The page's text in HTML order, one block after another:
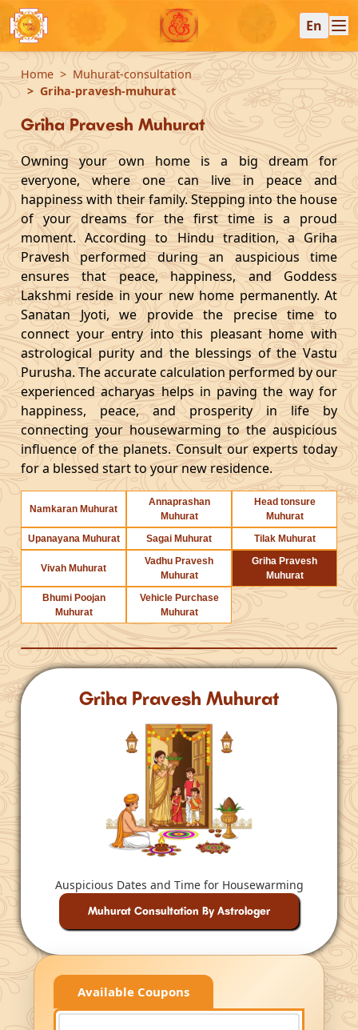
En
Home
Muhurat-consultation
Griha-pravesh-muhurat
Griha Pravesh Muhurat
Owning your own home is a big dream for
everyone, where one can live in peace and
happiness with their family. Stepping into the house
of your dreams for the first time is a proud
moment. According to Hindu tradition, a Griha
Pravesh performed during an auspicious time
ensures that peace, happiness, and Goddess
Lakshmi reside in your new home permanently. At
Sanatan Jyoti, we provide the precise time to
connect your entry into this pleasant home with
astrological purity and the blessings of the Vastu
Purusha. The accurate calculation performed by our
experienced acharyas helps in paving the way for
happiness, peace, and prosperity in life by
connecting your housewarming to the auspicious
influence of the planets. Consult our experts today
for a blessed start to your new residence.
Namkaran Muhurat
Annaprashan
Muhurat
Head tonsure
Muhurat
Upanayana Muhurat
Sagai Muhurat Tilak Muhurat
Vivah Muhurat
Vadhu Pravesh
Muhurat
Griha Pravesh
Muhurat
Bhumi Poojan
Muhurat
Vehicle Purchase
Muhurat
Griha Pravesh Muhurat
Auspicious Dates and Time for Housewarming
Muhurat Consultation By Astrologer
Available Coupons